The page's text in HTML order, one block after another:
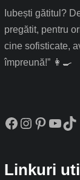
Iubești gătitul?
pregătit, pentru
cine sofisticate,
împreună!” 👩‍🍳
Linkuri